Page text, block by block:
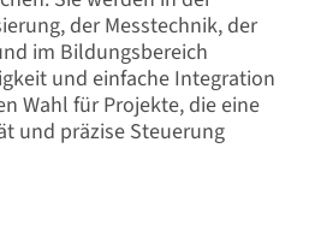
der Messtechnik, der
im Bildungsbereich
und einfache Integration
Wahl für Projekte, die eine
und präzise Steuerung